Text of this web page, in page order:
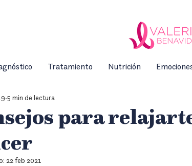
Tratamiento Nutrición
para
5 min de lectura
22 feb 2021